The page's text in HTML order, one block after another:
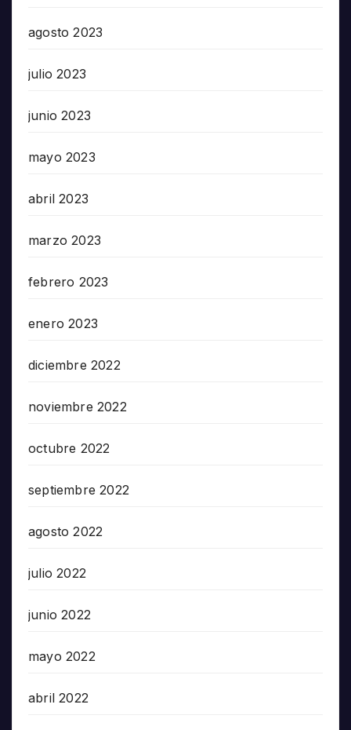
agosto 2023
julio 2023
junio 2023
mayo 2023
abril 2023
marzo 2023
febrero 2023
enero 2023
diciembre 2022
noviembre 2022
octubre 2022
septiembre 2022
agosto 2022
julio 2022
junio 2022
mayo 2022
abril 2022